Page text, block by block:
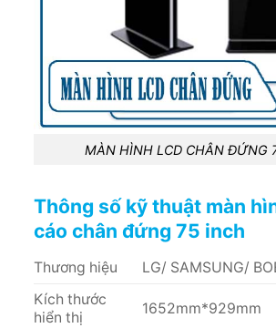
MÀN HÌNH LCD CHÂN ĐỨNG
Thông số kỹ thuật màn
cáo chân đứng 75 inch
Thương hiệu
LG/ SAMSUNG/
Kích thước
hiển thị
1652mm*929mm